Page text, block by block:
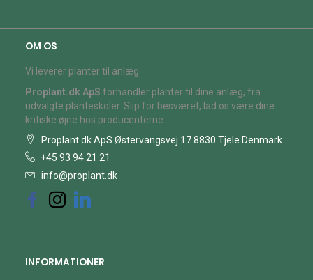
OM OS
Vi leverer planter til anlæg.
Proplant.dk ApS forhandler planter til dine anlæg, fra
udvalgte planteskoler. Slip for besværet, lad os være dine
kritiske øjne hos producenterne.
Proplant.dk ApS Østervangsvej 17 8830 Tjele Denmark
+45 93 94 21 21
info@proplant.dk
INFORMATIONER